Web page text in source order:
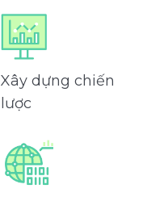
Xây dựng chiến
lược